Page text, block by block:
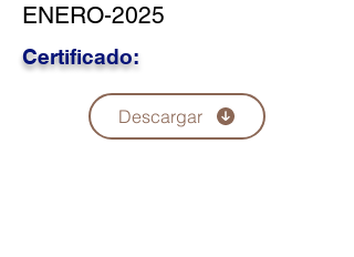
ENERO-2025
Certificado:
Descargar